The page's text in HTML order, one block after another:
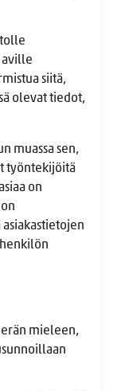
aville
siitä,
olevat tiedot,
muassa sen,
työntekijöitä
on
mieleen,